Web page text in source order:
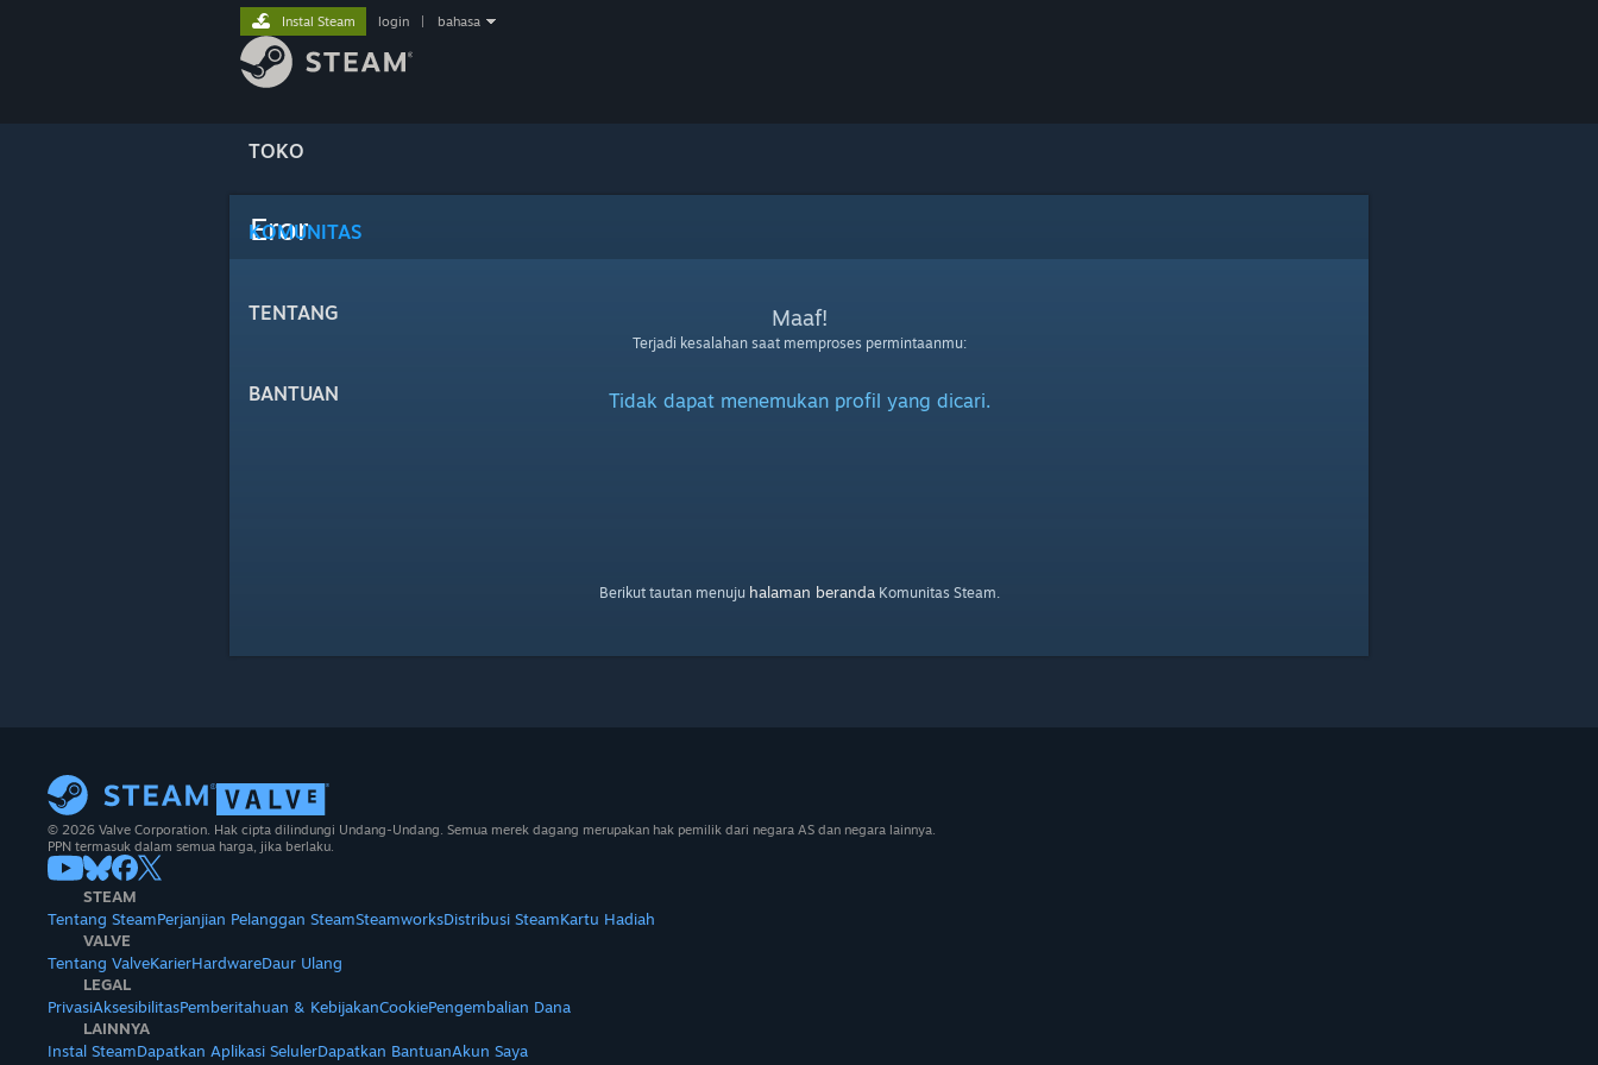
TOKO
KOMUNITAS
TENTANG
BANTUAN
Instal Steam login bahasa
Eror
Maaf!
Terjadi kesalahan saat memproses permintaanmu:
Tidak dapat menemukan profil yang dicari.
Berikut tautan menuju halaman berandaKomunitas Steam.
© 2026 Valve Corporation. Hak cipta dilindungi Undang-Undang. Semua merek dagang merupakan hak pemilik dari negara AS dan negara lainnya.
PPN termasuk dalam semua harga, jika berlaku.
STEAM
Tentang SteamPerjanjian Pelanggan SteamSteamworksDistribusi SteamKartu Hadiah
VALVE
Tentang ValveKarierHardwareDaur Ulang
LEGAL
PrivasiAksesibilitasPemberitahuan & KebijakanCookiePengembalian Dana
LAINNYA
Instal SteamDapatkan Aplikasi SelulerDapatkan BantuanAkun Saya